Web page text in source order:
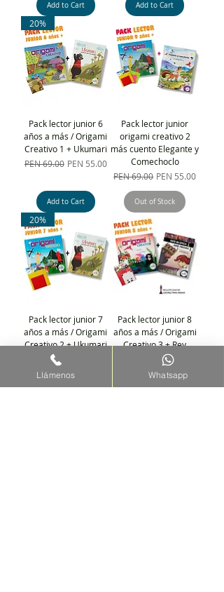
Add to Cart Add to Cart
20%
Pack lector junior 6
años a más / Origami
Creativo 1 + Ukumari
Regular Price
PEN 69.00 Sale Price
PEN 55.00
Add to Cart
Pack lector junior
origami creativo 2
más cuento Elegante y
Comechoclo
Regular Price
PEN 69.00 Sale Price
PEN 55.00
Out of Stock
20%
Pack lector junior 7
años a más / Origami
Creativo 2 + Ukumari
Regular Price
PEN 69.00
Pack lector junior 8
años a más / Origami
Creativo 3 + Rey
Blanco
Regular Price
PEN 69.00 Sale Price
PEN 55.00
Llámenos Whatsapp